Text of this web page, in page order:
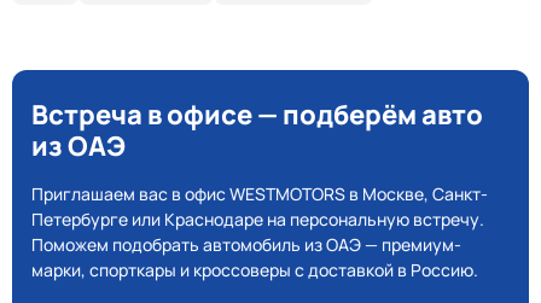
Встреча в офисе — подберём авто
из ОАЭ
Приглашаем вас в офис WESTMOTORS в Москве, Санкт-
Петербурге или Краснодаре на персональную встречу.
Поможем подобрать автомобиль из ОАЭ — премиум-
марки, спорткары и кроссоверы с доставкой в Россию.